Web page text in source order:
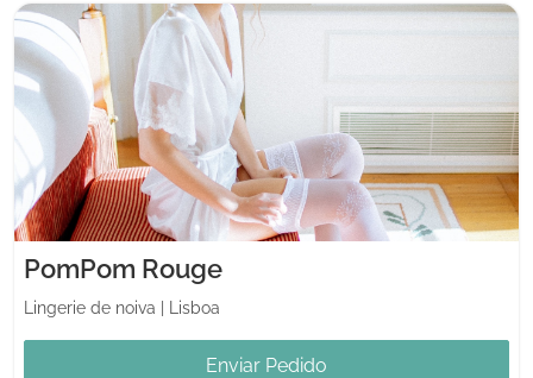
PomPom Rouge
Lingerie de noiva Lisboa
Enviar Pedido